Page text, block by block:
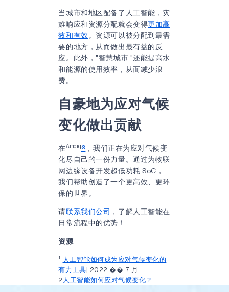
当城市和地区配备了人工智能，灾
难响应和资源分配就会变得更加高
效和有效 。资源可以被分配到最需
要的地方，从而做出最有益的反
应。此外，"智慧城市 "还能提高水
和能源的使用效率，从而减少浪
费。
自豪地为应对气候
变化做出贡献
在Ambiq® ，我们正在为应对气候变
化尽自己的一份力量。通过为物联
网边缘设备开发超低功耗 SoC，
我们帮助创造了一个更高效、更环
保的世界。
请联系我们公司 ，了解人工智能在
日常流程中的优势！
资源
1
人工智能如何成为应对气候变化的
有力工具| 2022 �� 7 月
2 人工智能如何应对气候变化？